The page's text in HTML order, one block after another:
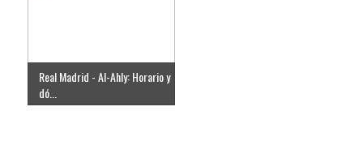
Real Madrid - Al-Ahly: Horario y
dó...